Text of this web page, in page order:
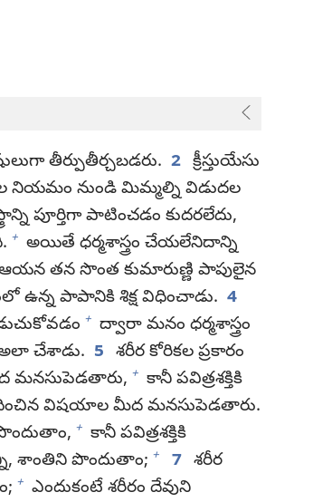
తీర్పుతీర్చబడరు. 2 క్రీస్తుయేసు
నుండి మిమ్మల్ని విడుదల
పూర్తిగా పాటించడం కుదరలేదు,
+ అయితే ధర్మశాస్త్రం చేయలేనిదాన్ని
తన సొంత కుమారుణ్ణి పాపులైన
ఉన్న పాపానికి శిక్ష విధించాడు. 4
+ ద్వారా మనం ధర్మశాస్త్రం
అలా చేశాడు. 5 శరీర కోరికల ప్రకారం
మనసుపెడతారు, + కానీ పవిత్రశక్తికి
విషయాల మీద మనసుపెడతారు.
+ కానీ పవిత్రశక్తికి
శాంతిని పొందుతాం; + 7 శరీర
+ ఎందుకంటే శరీరం దేవుని